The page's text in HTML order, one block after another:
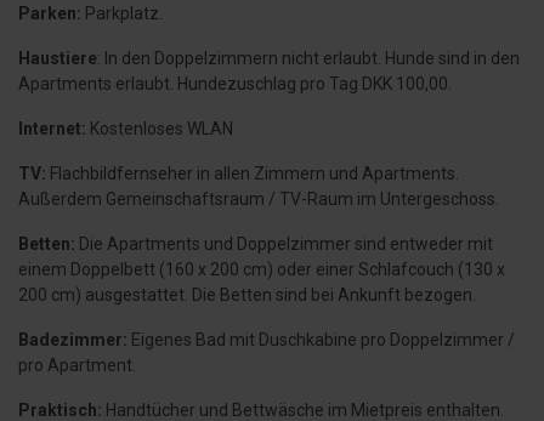
Parken: Parkplatz.
Haustiere: In den Doppelzimmern nicht erlaubt. Hunde sind in den
Apartments erlaubt. Hundezuschlag pro Tag DKK 100,00.
Internet: Kostenloses WLAN
TV: Flachbildfernseher in allen Zimmern und Apartments.
Außerdem Gemeinschaftsraum / TV-Raum im Untergeschoss.
Betten: Die Apartments und Doppelzimmer sind entweder mit
einem Doppelbett (160 x 200 cm) oder einer Schlafcouch (130 x
200 cm) ausgestattet. Die Betten sind bei Ankunft bezogen.
Badezimmer: Eigenes Bad mit Duschkabine pro Doppelzimmer /
pro Apartment.
Praktisch: Handtücher und Bettwäsche im Mietpreis enthalten.